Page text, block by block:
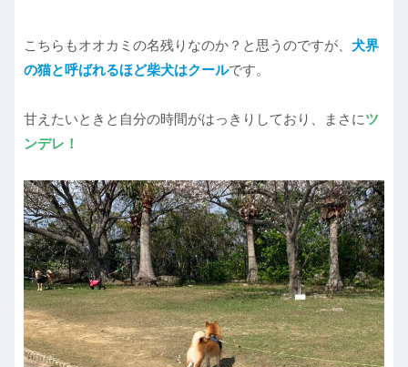
こちらもオオカミの名残りなのか？と思うのですが、 犬界
の猫と呼ばれるほど柴犬はクールです。
甘えたいときと自分の時間がはっきりしており、まさにツ
ンデレ！